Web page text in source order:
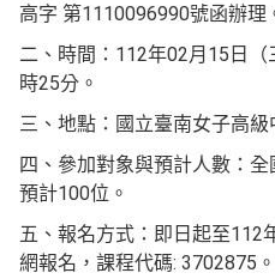
高字 第1110096990號函辦理
二、時間：112年02月15日
時25分。
三、地點：國立臺南女子高級
四、參加對象與預計人數：
預計100位。
五、報名方式：即日起至112
網報名，課程代碼: 3702875。